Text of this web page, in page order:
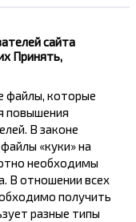
Купить
Купить
сайта
Принять,
файлы, которые
повышения
В законе
«куки» на
необходимы
В отношении всех
получить
разные типы